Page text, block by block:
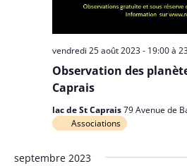
Observation des
Caprais
vendredi 25 août 2023 - 19:00à
lac de St Caprais79 Avenue de
Associations
septembre 2023